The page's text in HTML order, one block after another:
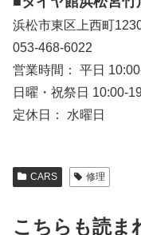
浜松市東区上西町
053-468-6022
営業時間： 平日
日曜・祝祭日 10:00-
定休日： 水曜日
CARS 修理
こちらも読ま